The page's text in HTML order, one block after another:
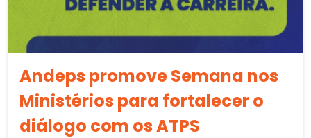
Andeps promove Semana nos
Ministérios para fortalecer o
diálogo com os ATPS